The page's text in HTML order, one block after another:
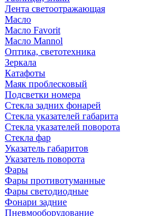
Лента светоотражающая
Масло
Масло Favorit
Масло Mannol
Оптика, светотехника
Зеркала
Катафоты
Маяк проблесковый
Подсветки номера
Стекла задних фонарей
Стекла указателей габарита
Стекла указателей поворота
Стекла фар
Указатель габаритов
Указатель поворота
Фары
Фары противотуманные
Фары светодиодные
Фонари задние
Пневмооборудование